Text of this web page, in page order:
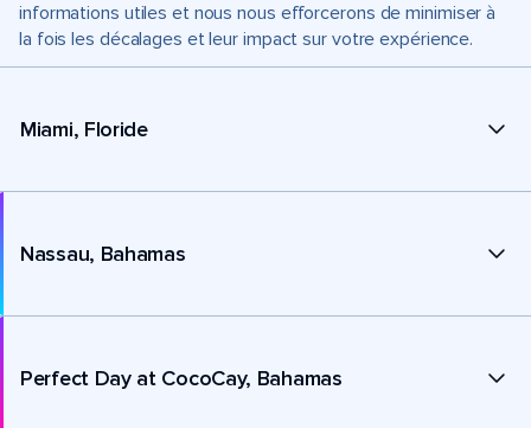
informations utiles et nous nous efforcerons de minimiser à
la fois les décalages et leur impact sur votre expérience.
Miami, Floride
Nassau, Bahamas
Perfect Day at CocoCay, Bahamas